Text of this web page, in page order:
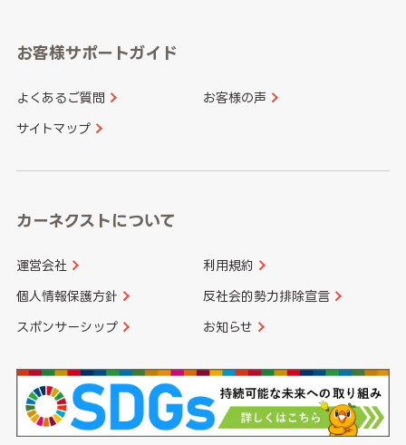
愛知県
和歌山県
山口県
香川県 愛媛県
長崎県
大分県 宮崎県
お客様サポートガイド
よくあるご質問 お客様の声
サイトマップ
カーネクストについて
運営会社 利用規約
個人情報保護方針 反社会的勢力排除宣言
スポンサーシップ お知らせ